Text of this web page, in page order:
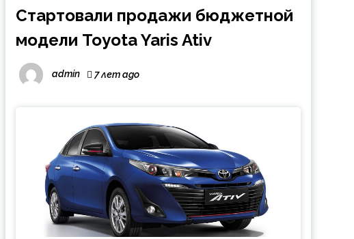
Стартовали продажи бюджетной
модели Toyota Yaris Ativ
admin 7 лет ago